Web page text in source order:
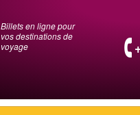
Billets en ligne pour
vos destinations de
voyage